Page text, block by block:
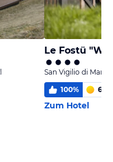
Le Fostü
San Vigilio di
100% 6,0
Zum Hotel